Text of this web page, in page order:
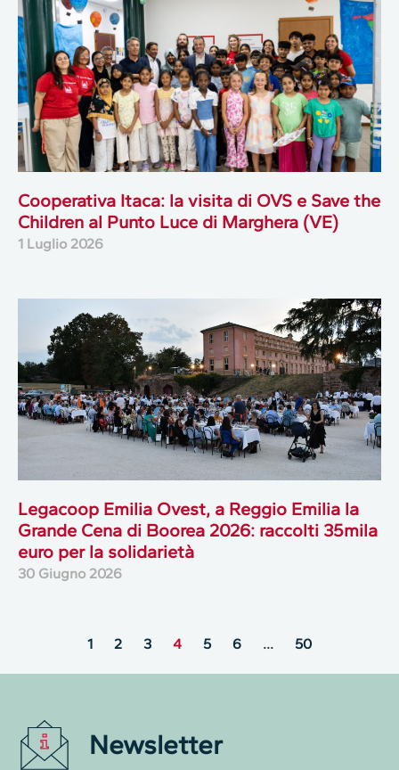
Cooperativa Itaca: la visita di OVS e Save the
Children al Punto Luce di Marghera (VE)
1 Luglio 2026
Legacoop Emilia Ovest, a Reggio Emilia la
Grande Cena di Boorea 2026: raccolti 35mila
euro per la solidarietà
30 Giugno 2026
1 2 3 4 5 6 … 50
Newsletter